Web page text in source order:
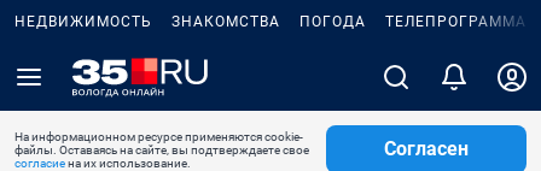
НЕДВИЖИМОСТЬ ЗНАКОМСТВА ПОГОДА ТЕЛЕПРОГРАММА
На информационном ресурсе применяются cookie-
файлы. Оставаясь на сайте, вы подтверждаете свое
согласиена их использование.
Согласен